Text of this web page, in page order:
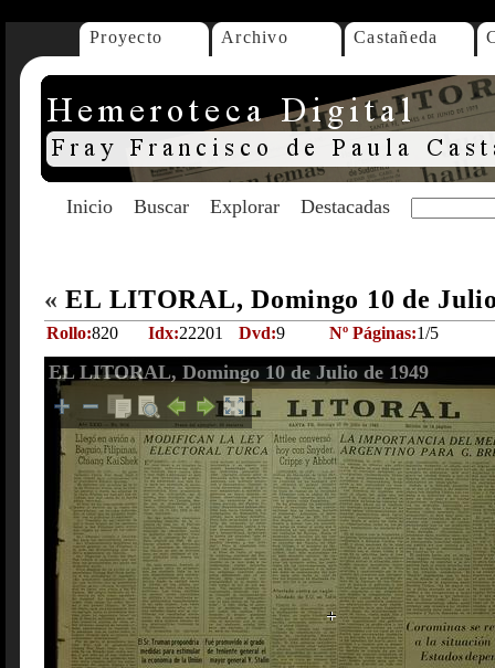
Proyecto Archivo Castañeda
Inicio Buscar Explorar Destacadas
« EL LITORAL, Domingo 10 de
Rollo:820 Idx:22201 Dvd:9 Nº Páginas:1/5
EL LITORAL, Domingo 10 de Julio de 1949